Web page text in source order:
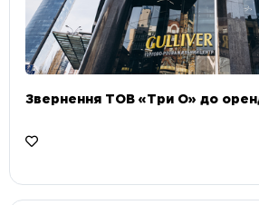
Звернення ТОВ «Три О» до